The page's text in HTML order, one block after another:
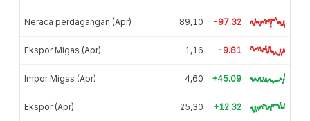
Neraca perdagangan (Apr) 89,10 -97.32
Ekspor Migas (Apr) 1,16 -9.81
Impor Migas (Apr) 4,60 +45.09
Ekspor (Apr) 25,30 +12.32